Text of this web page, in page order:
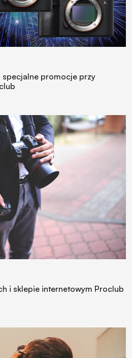
specjalne promocje przy
i sklepie internetowym Proclub